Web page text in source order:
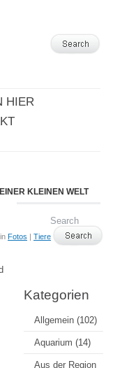
HIER
KLEINEN WELT
in Fotos | Tiere
Kategorien
Allgemein (102)
Aquarium (14)
Aus der Region